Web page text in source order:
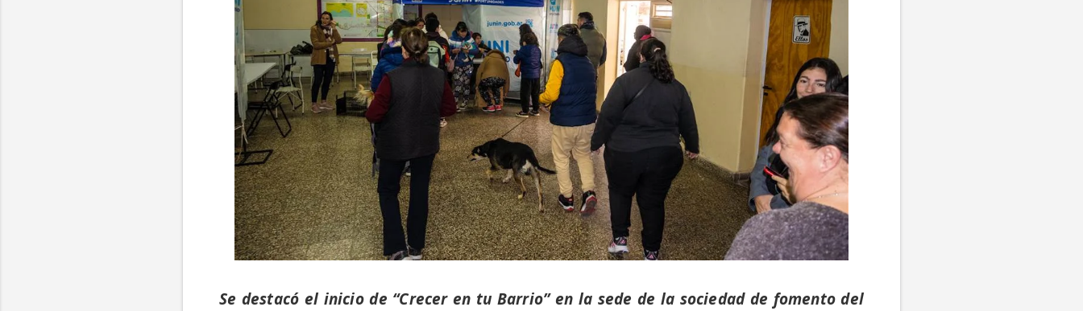
Se destacó el inicio de “Crecer en tu Barrio” en la sede de la sociedad de fomento del